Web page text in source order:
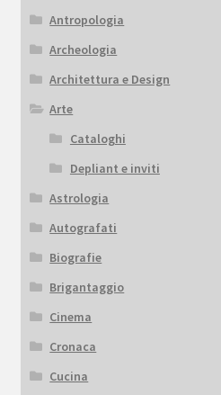
Antropologia
Archeologia
Architettura e Design
Arte
Cataloghi
Depliant e inviti
Astrologia
Autografati
Biografie
Brigantaggio
Cinema
Cronaca
Cucina